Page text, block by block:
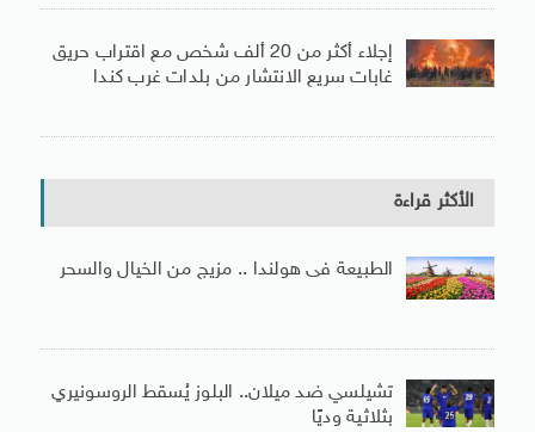
إجلاء أكثر من 20 ألف شخص مع اقتراب حريق
غابات سريع الانتشار من بلدات غرب كندا
الأكثر قراءة
الطبيعة فى هولندا .. مزيج من الخيال والسحر
تشيلسي ضد ميلان.. البلوز يُسقط الروسونيري
بثلاثية وديًا